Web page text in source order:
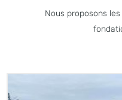
Nous proposons